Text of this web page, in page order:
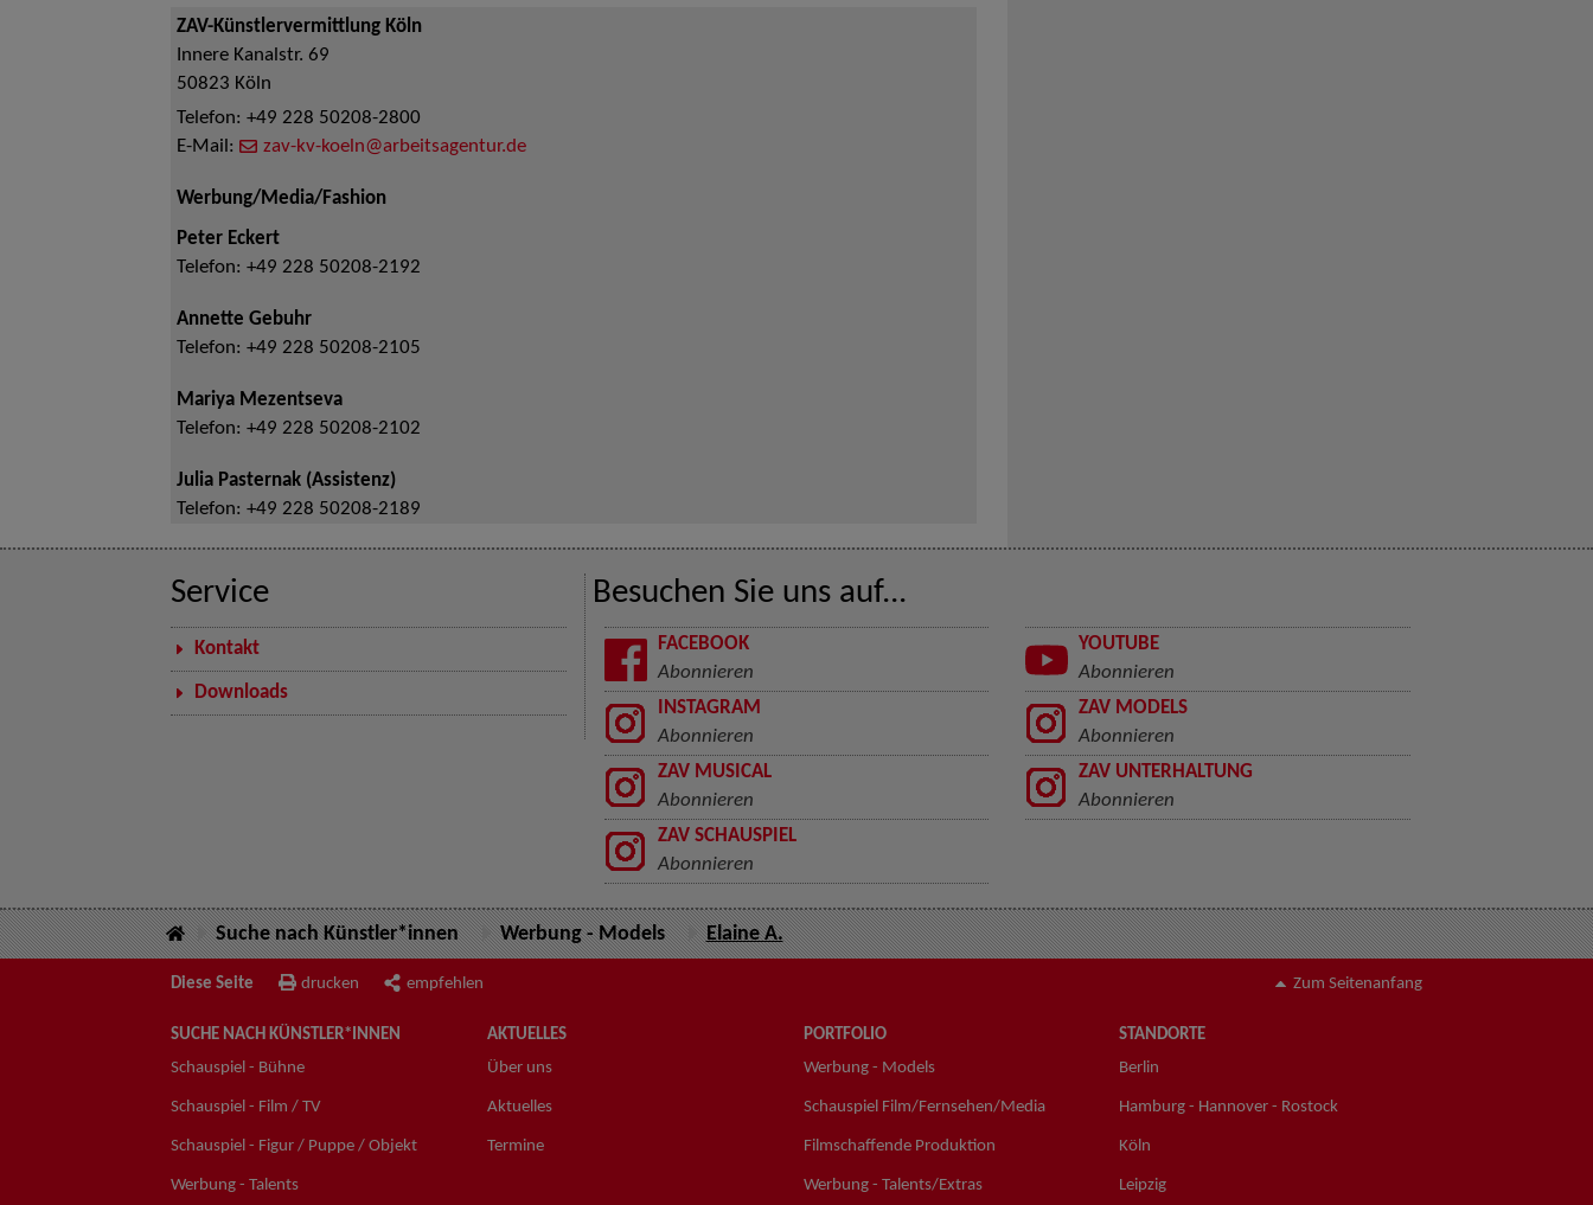
ZAV-Künstlervermittlung Köln
Innere Kanalstr. 69
50823 Köln
Telefon: +49 228 50208-2800
E-Mail:
zav-kv-koeln@arbeitsagentur.de
Werbung/Media/Fashion
Peter Eckert
Telefon: +49 228 50208-2192
Annette Gebuhr
Telefon: +49 228 50208-2105
Mariya Mezentseva
Telefon: +49 228 50208-2102
Julia Pasternak (Assistenz)
Telefon: +49 228 50208-2189
Service
Kontakt
Downloads
Besuchen Sie uns auf...
FACEBOOK
Abonnieren
YOUTUBE
Abonnieren
INSTAGRAM
Abonnieren
ZAV MODELS
Abonnieren
ZAV MUSICAL
Abonnieren
ZAV UNTERHALTUNG
Abonnieren
ZAV SCHAUSPIEL
Abonnieren
Suche nach Künstler*innen Werbung - Models Elaine A.
Diese Seite drucken empfehlen Zum Seitenanfang
SUCHE NACH KÜNSTLER*INNEN
Schauspiel - Bühne
Schauspiel - Film / TV
Schauspiel - Figur / Puppe / Objekt
Werbung - Talents
AKTUELLES
Über uns
Aktuelles
Termine
PORTFOLIO
Werbung - Models
Schauspiel Film/Fernsehen/Media
Filmschaffende Produktion
Werbung - Talents/Extras
STANDORTE
Berlin
Hamburg - Hannover - Rostock
Köln
Leipzig